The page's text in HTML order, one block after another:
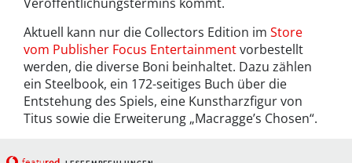
Veröffentlichungstermins kommt.
Aktuell kann nur die Collectors Edition im Store
vom Publisher Focus Entertainmentvorbestellt
werden, die diverse Boni beinhaltet. Dazu zählen
ein Steelbook, ein 172-seitiges Buch über die
Entstehung des Spiels, eine Kunstharzfigur von
Titus sowie die Erweiterung „Macragge’s Chosen“.